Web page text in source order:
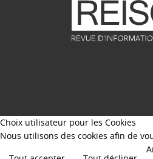
Choix utilisateur pour les Cookies
Nous utilisons des cookies afin de